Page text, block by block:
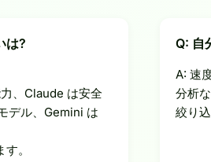
は?
、Claude は安全
デル、Gemini は
。
Q: 自
A: 速
分析
絞り